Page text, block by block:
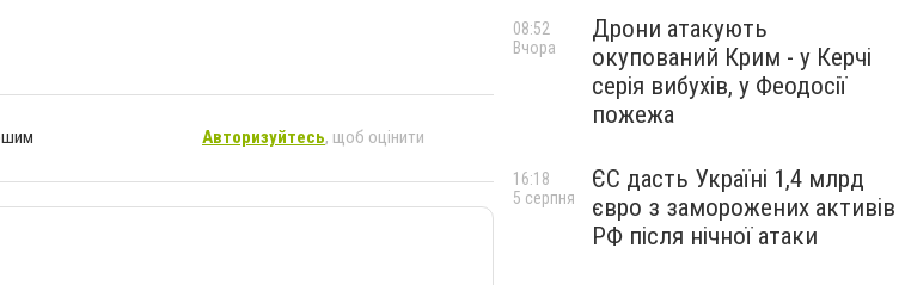
Авторизуйтесь, щоб оцінити
Дрони атакують
окупований Крим - у Керчі
серія вибухів, у Феодосії
пожежа
08:52
Вчора
ЄС дасть Україні 1,4 млрд
євро з заморожених активів
РФ після нічної атаки
16:18
5 серпня